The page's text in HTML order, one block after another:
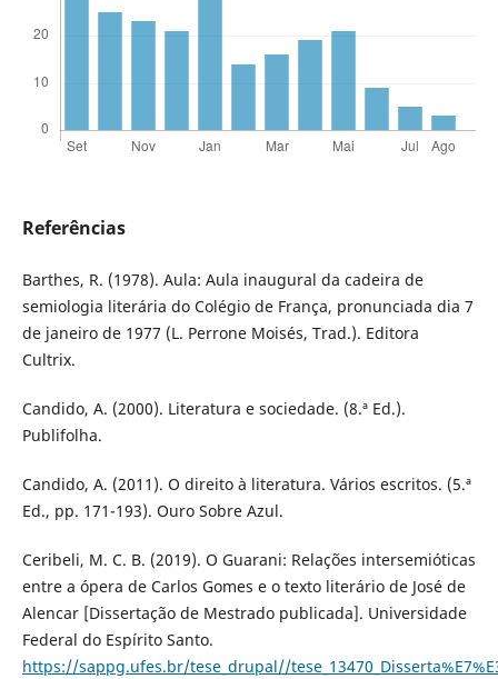
Referências
Barthes, R. (1978). Aula: Aula inaugural da cadeira de
semiologia literária do Colégio de França, pronunciada dia 7
de janeiro de 1977 (L. Perrone Moisés, Trad.). Editora
Cultrix.
Candido, A. (2000). Literatura e sociedade. (8.ª Ed.).
Publifolha.
Candido, A. (2011). O direito à literatura. Vários escritos. (5.ª
Ed., pp. 171-193). Ouro Sobre Azul.
Ceribeli, M. C. B. (2019). O Guarani: Relações intersemióticas
entre a ópera de Carlos Gomes e o texto literário de José de
Alencar [Dissertação de Mestrado publicada]. Universidade
Federal do Espírito Santo.
https://sappg.ufes.br/tese_drupal//